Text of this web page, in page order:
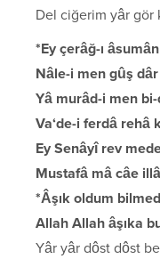
Del ciğerim yâr gör
*Ey çerâğ-ı
Nâle-i men gûş
Yâ murâd-i men
Va‘de-i ferdâ rehâ
Ey Senâyî rev
Mustafâ mâ câe
*Âşık oldum
Allah Allah âşıka
Yâr yâr dôst dôst